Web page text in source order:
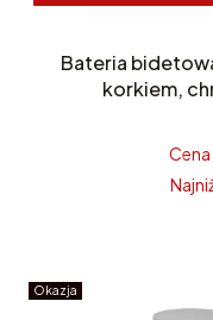
Bateria
korkiem,
Okazja